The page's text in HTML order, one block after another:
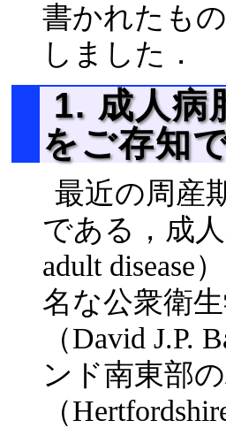
書かれたも
しました．
1. 成人病
をご存知
最近の周産
である，成
adult
名な公衆衛
（David
ンド南東部
（